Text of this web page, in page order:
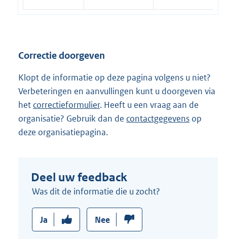
e
k
:
Correctie doorgeven
Klopt de informatie op deze pagina volgens u niet?
Verbeteringen en aanvullingen kunt u doorgeven via
het correctieformulier. Heeft u een vraag aan de
organisatie? Gebruik dan de contactgegevens op
deze organisatiepagina.
Deel uw feedback
Was dit de informatie die u zocht?
Ja Nee